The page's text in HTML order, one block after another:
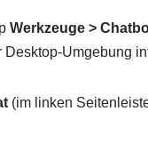
Werkzeuge >
Umgebung
(im linken